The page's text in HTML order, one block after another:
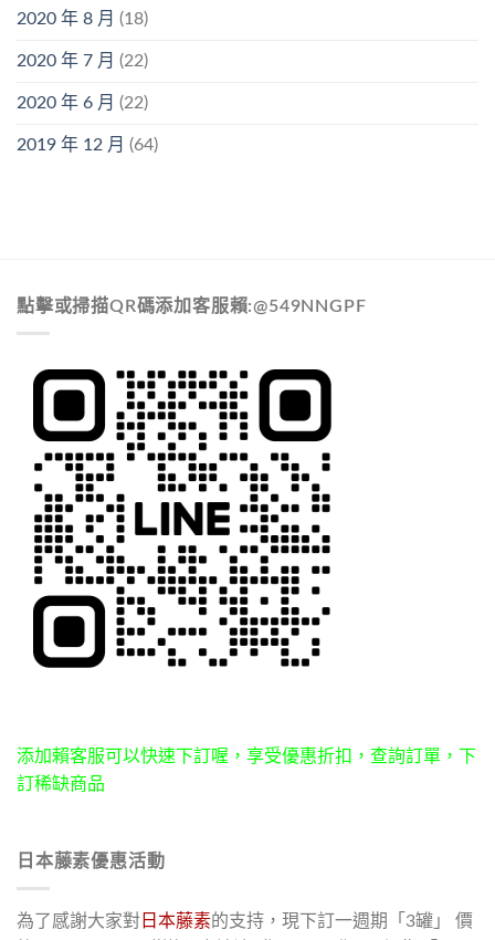
2020 年 8 月 (18)
2020 年 7 月 (22)
2020 年 6 月 (22)
2019 年 12 月 (64)
點擊或掃描QR碼添加客服賴:@549NNGPF
添加賴客服可以快速下訂喔，享受優惠折扣，查詢訂單，下
訂稀缺商品
日本藤素優惠活動
為了感謝大家對 日本藤素的支持，現下訂一週期「3罐」 價